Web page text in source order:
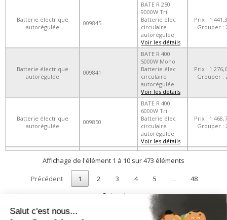
Batterie électrique
autorégulée
009845
BATE R 250
9000W Tri
Batterie élec
circulaire
autorégulée
Voir les détails
Prix : 1
Grouper :
Batterie électrique
autorégulée
009841
BATE R 400
5000W Mono
Batterie élec
circulaire
autorégulée
Voir les détails
Prix : 1
Grouper :
Batterie électrique
autorégulée
009850
BATE R 400
6000W Tri
Batterie élec
circulaire
autorégulée
Voir les détails
Prix : 1
Grouper :
Affichage de l'élément 1 à 10 sur 473 éléments
Précédent
1 2 3 4 5 …
48
Suivant
PRODUITS